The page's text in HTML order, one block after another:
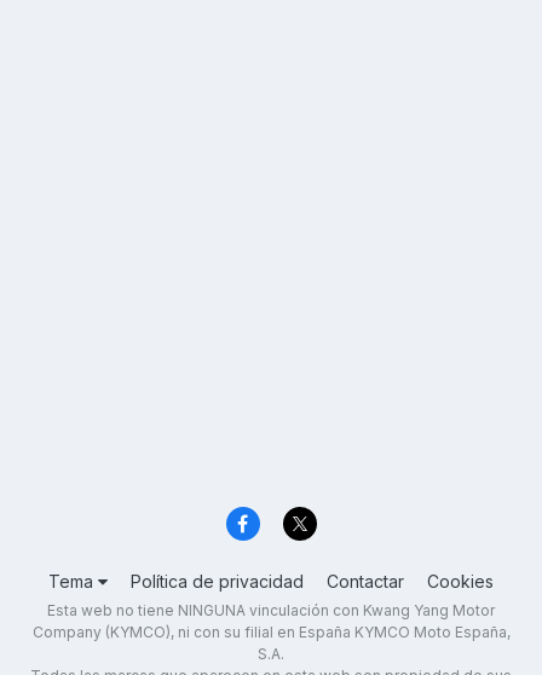
Tema Política de privacidad Contactar Cookies
Esta web no tiene NINGUNA vinculación con Kwang Yang Motor
Company (KYMCO), ni con su filial en España KYMCO Moto España,
S.A.